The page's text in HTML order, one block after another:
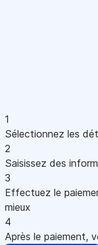
1
Sélectionnez les
2
Saisissez des
3
Effectuez le
mieux
4
Après le paiement,